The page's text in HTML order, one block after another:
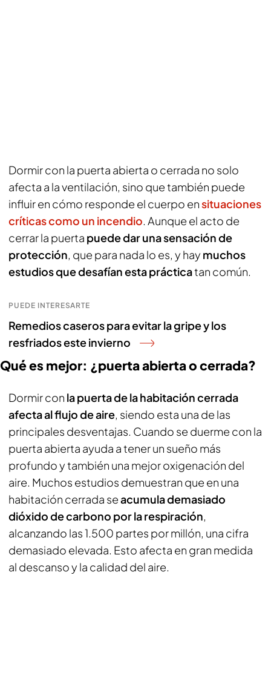
Dormir con la puerta abierta o cerrada no solo
afecta a la ventilación, sino que también puede
influir en cómo responde el cuerpo ensituaciones
críticas como un incendio. Aunque el acto de
cerrar la puerta puede dar una sensación de
protección, que para nada lo es, y hay muchos
estudios que desafían esta prácticatan común.
PUEDE INTERESARTE
Remedios caseros para evitar la gripe y los
resfriados este invierno
Qué es mejor: ¿puerta abierta o cerrada?
Dormir con la puerta de la habitación cerrada
afecta al flujo de aire, siendo esta una de las
principales desventajas. Cuando se duerme con la
puerta abierta ayuda a tener un sueño más
profundo y también una mejor oxigenación del
aire. Muchos estudios demuestran que en una
habitación cerrada seacumula demasiado
dióxido de carbono por la respiración,
alcanzando las 1.500 partes por millón, una cifra
demasiado elevada. Esto afecta en gran medida
al descanso y la calidad del aire.